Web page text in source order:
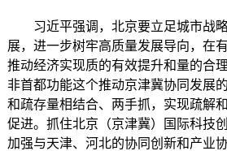
习近平强调，北京要立足城市战
展，进一步树牢高质量发展导向，在
推动经济实现质的有效提升和量的合
非首都功能这个推动京津冀协同发展
和疏存量相结合、两手抓，实现疏解
促进。抓住北京（京津冀）国际科技
加强与天津、河北的协同创新和产业